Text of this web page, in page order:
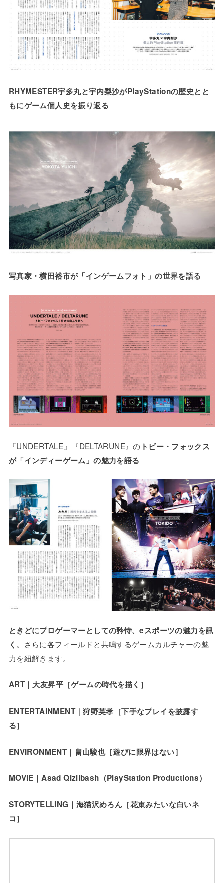
RHYMESTER宇多丸と宇内梨沙がPlayStationの歴史とと
もにゲーム個人史を振り返る
写真家・横田裕市が「インゲームフォト」の世界を語る
『UNDERTALE』『DELTARUNE』の トビー・フォックス
が「インディーゲーム」の魅力を語る
ときどにプロゲーマーとしての矜恃、eスポーツの魅力を訊
く 。さらに各フィールドと共鳴するゲームカルチャーの魅
力を紐解きます。
ART｜大友昇平［ゲームの時代を描く］
ENTERTAINMENT｜狩野英孝［下手なプレイを披露す
る］
ENVIRONMENT｜畠山駿也［遊びに限界はない］
MOVIE｜Asad Qizilbash（PlayStation Productions）
STORYTELLING｜海猫沢めろん［花束みたいな白いネ
コ］